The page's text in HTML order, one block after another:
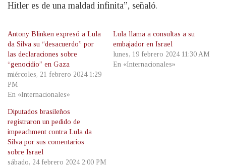
Hitler es de una maldad infinita”, señaló.
Antony Blinken expresó a Lula
da Silva su “desacuerdo” por
las declaraciones sobre
“genocidio” en Gaza
miércoles, 21 febrero 2024 1:29
PM
En «Internacionales»
Lula llama a consultas a su
embajador en Israel
lunes, 19 febrero 2024 11:30 AM
En «Internacionales»
Diputados brasileños
registraron un pedido de
impeachment contra Lula da
Silva por sus comentarios
sobre Israel
sábado, 24 febrero 2024 2:00 PM